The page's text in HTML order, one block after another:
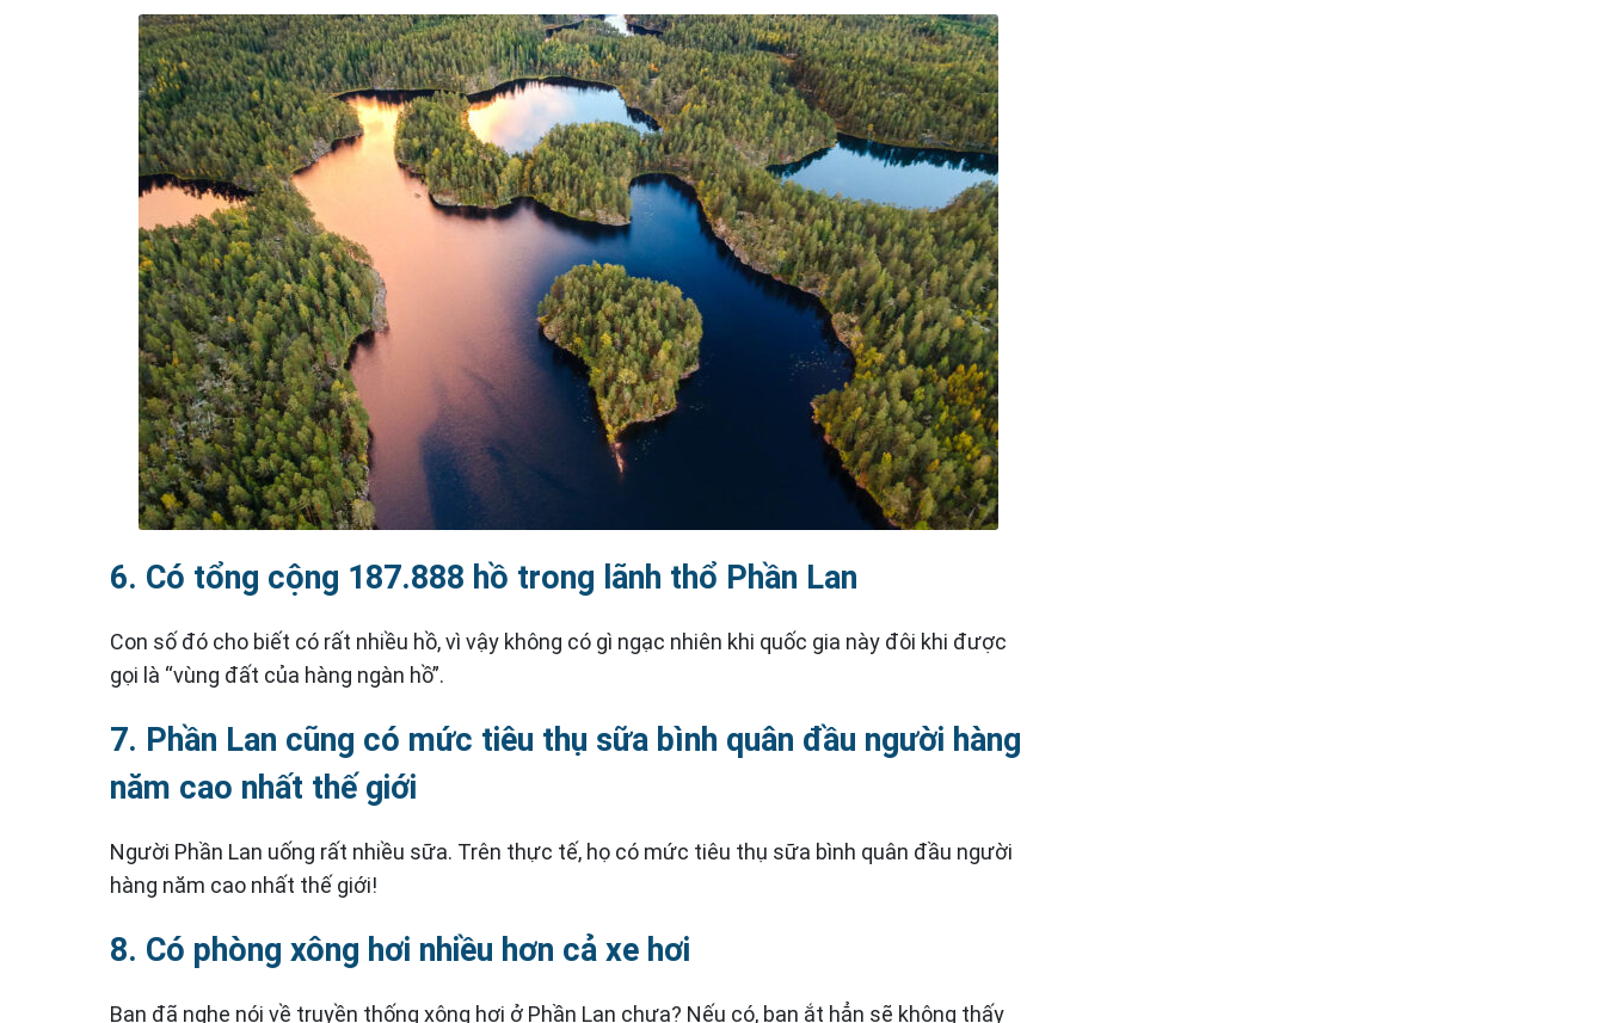
6. Có tổng cộng 187.888 hồ trong lãnh thổ Phần Lan
Con số đó cho biết có rất nhiều hồ, vì vậy không có gì ngạc nhiên khi quốc gia này đôi khi được
gọi là “vùng đất của hàng ngàn hồ”.
7. Phần Lan cũng có mức tiêu thụ sữa bình quân đầu người hàng
năm cao nhất thế giới
Người Phần Lan uống rất nhiều sữa. Trên thực tế, họ có mức tiêu thụ sữa bình quân đầu người
hàng năm cao nhất thế giới!
8. Có phòng xông hơi nhiều hơn cả xe hơi
Bạn đã nghe nói về truyền thống xông hơi ở Phần Lan chưa? Nếu có, bạn ắt hẳn sẽ không thấy